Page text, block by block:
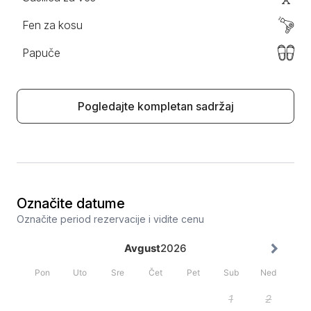
Fen za kosu
Papuče
Pogledajte kompletan sadržaj
Označite datume
Označite period rezervacije i vidite cenu